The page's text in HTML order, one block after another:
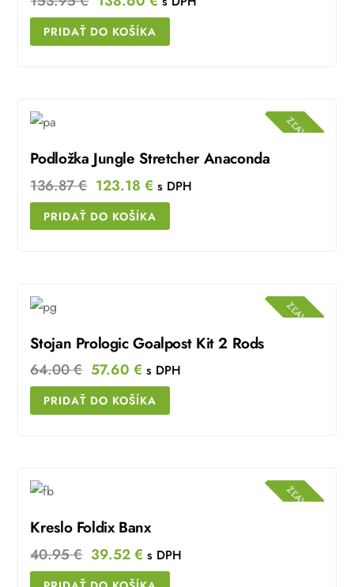
price
was:
price
is:
PRIDAŤ DO KOŠÍKA
ZĽAVA!
Podložka Jungle Stretcher Anaconda
136.87€ Original
price
was:
123.18 €Current
price
is:
s DPH
PRIDAŤ DO KOŠÍKA
ZĽAVA!
Stojan Prologic Goalpost Kit 2 Rods
64.00€ Original
price
was:
57.60 €Current
price
is:
s DPH
PRIDAŤ DO KOŠÍKA
ZĽAVA!
Kreslo Foldix Banx
40.95€ Original
price
39.52€Current
price
s DPH